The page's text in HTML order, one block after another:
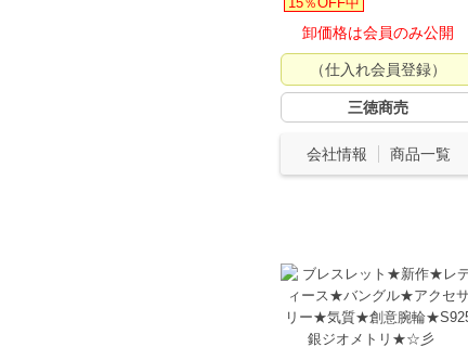
卸価格は会員のみ公開
（仕入れ会員登録）
三徳商売
会社情報 商品一覧